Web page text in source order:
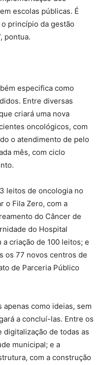
escolas públicas. É
princípio da gestão
pontua.
especifica como
Entre diversas
criará uma nova
oncológicos, com
o atendimento de pelo
mês, com ciclo
leitos de oncologia no
o Fila Zero, com a
do Câncer de
do Hospital
criação de 100 leitos; e
os 77 novos centros de
de Parceria Público
como ideias, sem
a concluí-las. Entre os
de todas as
municipal; e a
com a construção